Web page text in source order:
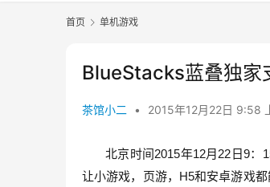
首页 单机游戏
BlueStacks蓝叠独家
茶馆小二 • 2015年12月22日 9:58
北京时间2015年12月22日9：
让小游戏，页游，H5和安卓游戏